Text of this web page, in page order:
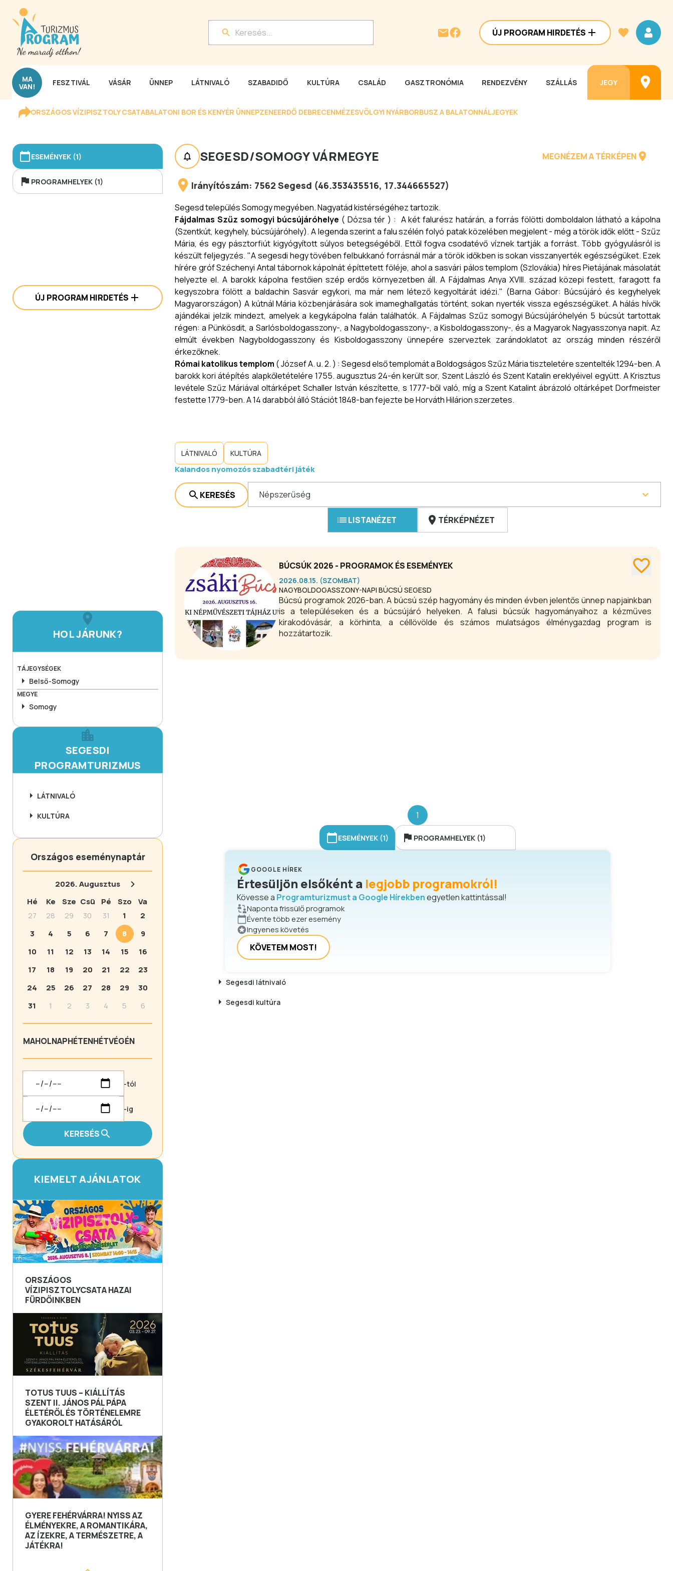
ÚJ PROGRAM HIRDETÉS
MA
VAN! FESZTIVÁL VÁSÁR ÜNNEP LÁTNIVALÓ SZABADIDŐ KULTÚRA CSALÁD GASZTRONÓMIA RENDEZVÉNY SZÁLLÁS JEGY
ORSZÁGOS VÍZIPISZTOLY CSATABALATONI BOR ÉS KENYÉR ÜNNEPZENEERDŐ DEBRECENMÉZESVÖLGYI NYÁRBORBUSZ A BALATONNÁLJEGYEK
ESEMÉNYEK (1)
PROGRAMHELYEK (1)
ÚJ PROGRAM HIRDETÉS
HOL JÁRUNK?
TÁJEGYSÉGEK
Belső-Somogy
MEGYE
Somogy
SEGESDI
PROGRAMTURIZMUS
LÁTNIVALÓ
KULTÚRA
Országos eseménynaptár
2026.Augusztus
Hé
Ke Sze Csü Pé Szo
Va
27
28 29 30 31 1
2
3
4 5 6 7 8
9
10
11 12 13 14 15
16
17
18 19 20 21 22
23
24
25 26 27 28 29
30
31
1 2 3 4 5 6
MAHOLNAPHÉTENHÉTVÉGÉN
-tól
-ig
KERESÉS
KIEMELT AJÁNLATOK
ORSZÁGOS
VÍZIPISZTOLYCSATA HAZAI
FÜRDŐINKBEN
TOTUS TUUS – KIÁLLÍTÁS
SZENT II. JÁNOS PÁL PÁPA
ÉLETÉRŐL ÉS TÖRTÉNELEMRE
GYAKOROLT HATÁSÁRÓL
GYERE FEHÉRVÁRRA! NYISS AZ
ÉLMÉNYEKRE, A ROMANTIKÁRA,
AZ ÍZEKRE, A TERMÉSZETRE, A
JÁTÉKRA!
SEGESD/SOMOGY VÁRMEGYE MEGNÉZEM A TÉRKÉPEN
Irányítószám: 7562 Segesd (46.353435516, 17.344665527)
Segesd település Somogy megyében. Nagyatád kistérségéhez tartozik.
Fájdalmas Szűz somogyi búcsújáróhelye ( Dózsa tér ) : A két falurész határán, a forrás fölötti domboldalon látható a kápolna
(Szentkút, kegyhely, búcsújáróhely). A legenda szerint a falu szélén folyó patak közelében megjelent - még a török idők előtt - Szűz
Mária, és egy pásztorfiút kigyógyított súlyos betegségéből. Ettől fogva csodatévő víznek tartják a forrást. Több gyógyulásról is
készült feljegyzés. "A segesdi hegy tövében felbukkanó forrásnál már a török időkben is sokan visszanyerték egészségüket. Ezek
hírére gróf Széchenyi Antal tábornok kápolnát építtetett föléje, ahol a sasvári pálos templom (Szlovákia) híres Pietájának másolatát
helyezte el. A barokk kápolna festőien szép erdős környezetben áll. A Fájdalmas Anya XVIII. század közepi festett, faragott fa
kegyszobra fölött a baldachin Sasvár egykori, ma már nem létező kegyoltárát idézi." (Barna Gábor: Búcsújáró és kegyhelyek
Magyarországon) A kútnál Mária közbenjárására sok imameghallgatás történt, sokan nyerték vissza egészségüket. A hálás hívők
ajándékai jelzik mindezt, amelyek a kegykápolna falán találhatók. A Fájdalmas Szűz somogyi Búcsújáróhelyén 5 búcsút tartottak
régen: a Pünkösdit, a Sarlósboldogasszony-, a Nagyboldogasszony-, a Kisboldogasszony-, és a Magyarok Nagyasszonya napit. Az
elmúlt években Nagyboldogasszony és Kisboldogasszony ünnepére szerveztek zarándoklatot az ország minden részéről
érkezőknek.
Római katolikus templom ( József A. u. 2. ) : Segesd első templomát a Boldogságos Szűz Mária tiszteletére szentelték 1294-ben. A
barokk kori átépítés alapkőletételére 1755. augusztus 24-én került sor, Szent László és Szent Katalin ereklyéivel együtt. A Krisztus
levétele Szűz Máriával oltárképet Schaller István készítette, s 1777-ből való, míg a Szent Katalint ábrázoló oltárképet Dorfmeister
festette 1779-ben. A 14 darabból álló Stációt 1848-ban fejezte be Horváth Hilárion szerzetes.
LÁTNIVALÓ KULTÚRA
Kalandos nyomozós szabadtéri játék
KERESÉS Népszerűség
LISTANÉZET TÉRKÉPNÉZET
BÚCSÚK 2026 - PROGRAMOK ÉS ESEMÉNYEK
2026.08.15. (SZOMBAT)
NAGYBOLDOGASSZONY-NAPI BÚCSÚ SEGESD
Búcsú programok 2026-ban. A búcsú szép hagyomány és minden évben jelentős ünnep napjainkban
is a településeken és a búcsújáró helyeken. A falusi búcsúk hagyományaihoz a kézműves
kirakodóvásár, a körhinta, a céllövölde és számos mulatságos élménygazdag program is
hozzátartozik.
1
ESEMÉNYEK (1) PROGRAMHELYEK (1)
GOOGLE HÍREK
Értesüljön elsőként a legjobb programokról!
Kövesse a Programturizmust a Google Hírekbenegyetlen kattintással!
Naponta frissülő programok
Évente több ezer esemény
Ingyenes követés
KÖVETEM MOST!
Segesdi látnivaló
Segesdi kultúra